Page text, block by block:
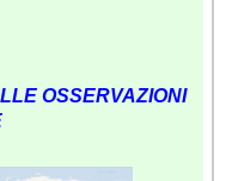
OSSERVAZIONI